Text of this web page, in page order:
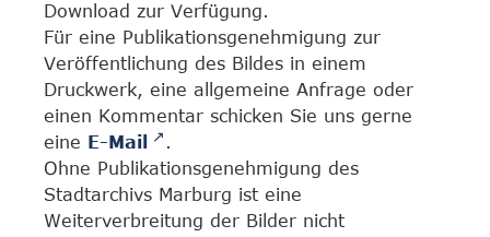
Download zur Verfügung.
Für eine Publikationsgenehmigung zur
Veröffentlichung des Bildes in einem
Druckwerk, eine allgemeine Anfrage oder
einen Kommentar schicken Sie uns gerne
eine E-Mail
.
Ohne Publikationsgenehmigung des
Stadtarchivs Marburg ist eine
Weiterverbreitung der Bilder nicht